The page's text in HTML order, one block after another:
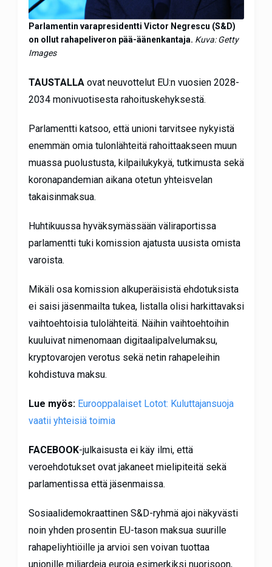
Parlamentin varapresidentti Victor Negrescu (S&D)
on ollut rahapeliveron pää-äänenkantaja. Kuva: Getty
Images
TAUSTALLAovat neuvottelut EU:n vuosien 2028-
2034 monivuotisesta rahoituskehyksestä.
Parlamentti katsoo, että unioni tarvitsee nykyistä
enemmän omia tulonlähteitä rahoittaakseen muun
muassa puolustusta, kilpailukykyä, tutkimusta sekä
koronapandemian aikana otetun yhteisvelan
takaisinmaksua.
Huhtikuussa hyväksymässään väliraportissa
parlamentti tuki komission ajatusta uusista omista
varoista.
Mikäli osa komission alkuperäisistä ehdotuksista
ei saisi jäsenmailta tukea, listalla olisi harkittavaksi
vaihtoehtoisia tulolähteitä. Näihin vaihtoehtoihin
kuuluivat nimenomaan digitaalipalvelumaksu,
kryptovarojen verotus sekä netin rahapeleihin
kohdistuva maksu.
Lue myös: Eurooppalaiset Lotot: Kuluttajansuoja
vaatii yhteisiä toimia
FACEBOOK-julkaisusta ei käy ilmi, että
veroehdotukset ovat jakaneet mielipiteitä sekä
parlamentissa että jäsenmaissa.
Sosiaalidemokraattinen S&D-ryhmä ajoi näkyvästi
noin yhden prosentin EU-tason maksua suurille
rahapeliyhtiöille ja arvioi sen voivan tuottaa
unionille miljardeja euroja esimerkiksi nuorisoon,